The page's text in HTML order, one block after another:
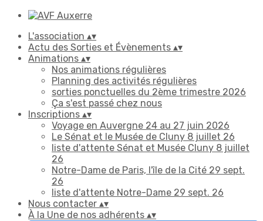
L'association ▴▾
Actu des Sorties et Évènements ▴▾
Animations ▴▾
Nos animations régulières
Planning des activités régulières
sorties ponctuelles du 2ème trimestre 2026
Ça s'est passé chez nous
Inscriptions ▴▾
Voyage en Auvergne 24 au 27 juin 2026
Le Sénat et le Musée de Cluny 8 juillet 26
liste d'attente Sénat et Musée Cluny 8 juillet
26
Notre-Dame de Paris, l'île de la Cité 29 sept.
26
liste d'attente Notre-Dame 29 sept. 26
Nous contacter ▴▾
À la Une de nos adhérents ▴▾